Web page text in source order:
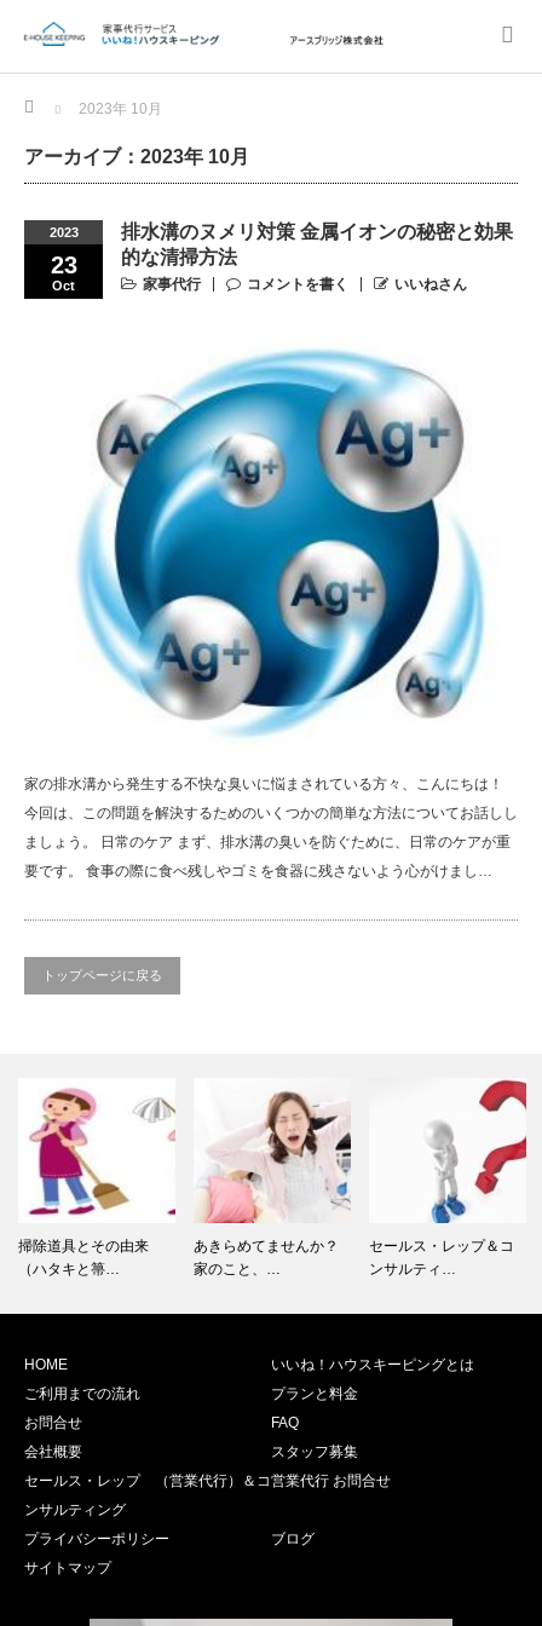
Home 2023年 10月
アーカイブ：2023年 10月
2023
23
Oct
排水溝のヌメリ対策 金属イオンの秘密と効果
的な清掃方法
家事代行 コメントを書く いいねさん
家の排水溝から発生する不快な臭いに悩まされている方々、こんにちは！
今回は、この問題を解決するためのいくつかの簡単な方法についてお話しし
ましょう。 日常のケア まず、排水溝の臭いを防ぐために、日常のケアが重
要です。 食事の際に食べ残しやゴミを食器に残さないよう心がけまし…
トップページに戻る
掃除道具とその由来
（ハタキと箒…
あきらめてませんか？
家のこと、…
セールス・レップ＆コ
ンサルティ…
HOME
いいね！ハウスキーピングとは
ご利用までの流れ
プランと料金
お問合せ
FAQ
会社概要
スタッフ募集
セールス・レップ （営業代行）＆コ
ンサルティング
営業代行 お問合せ
プライバシーポリシー
ブログ
サイトマップ